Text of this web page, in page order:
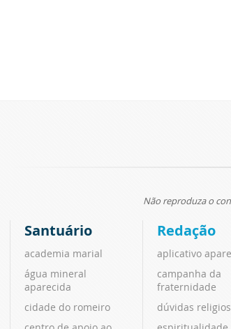
Não reproduza o
Santuário
academia marial
água mineral
aparecida
cidade do romeiro
Redação
aplicativo
campanha da
fraternidade
dúvidas